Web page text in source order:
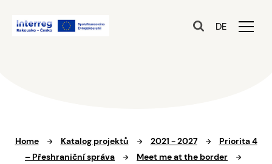
DE
Home Katalog projektů 2021 - 2027
Priorita 4
– Přeshraniční správa
Meet me at the border